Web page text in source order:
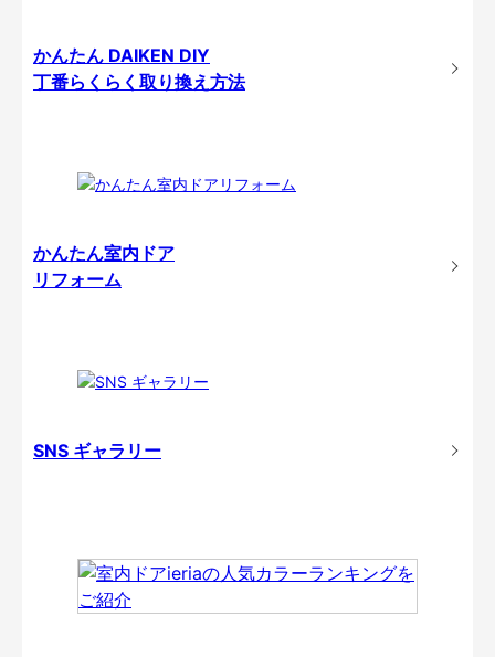
かんたん DAIKEN DIY
丁番らくらく取り換え方法
かんたん室内ドア
リフォーム
SNS ギャラリー